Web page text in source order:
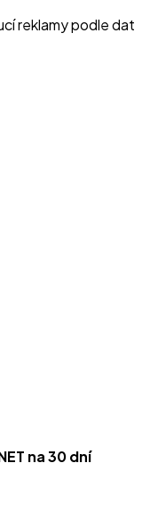
reklamy podle dat
na 30 dní